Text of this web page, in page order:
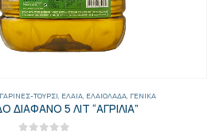
ΤΟΥΡΣΊ, ΈΛΑΙΑ, ΕΛΑΙΌΛΑΔΑ, ΓΕΝΙΚΑ
ΔΙΑΦΑΝΟ 5 ΛΙΤ “ΑΓΡΙΛΙΑ”